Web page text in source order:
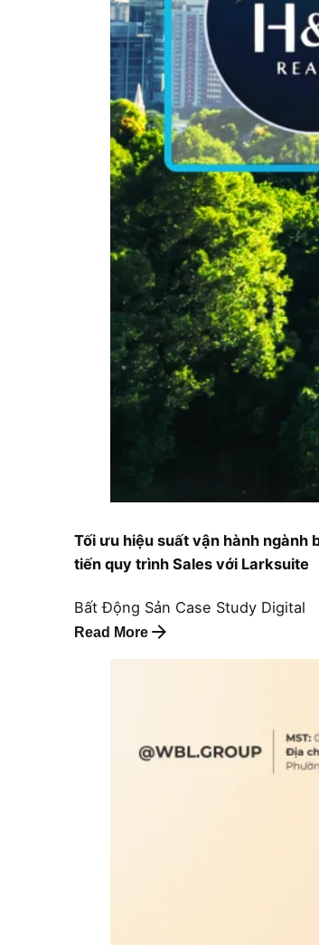
Tối ưu hiệu suất vận hành ngành
tiến quy trình Sales với Larksuite
Bất Động Sản Case Study Digital
Read More